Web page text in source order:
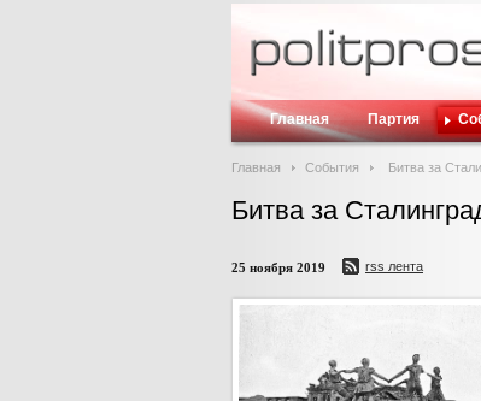
Главная Партия
Главная События Битва за
Битва за
25 ноября 2019 rss лента